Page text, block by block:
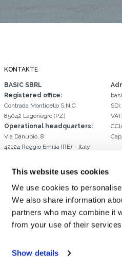
This website uses cookies
We use cookies to
We also share information
partners who may combine it
from your use of their
Show details
KONTAKTE
BASIC SBRL
Registered office:
Contrada Monticello S.N.C
85042 Lagonegro (PZ)
Operational headquarters:
Via Danubio, 8
42124 Reggio Emilia (RE) – Italy
Email.info@sunballast.com